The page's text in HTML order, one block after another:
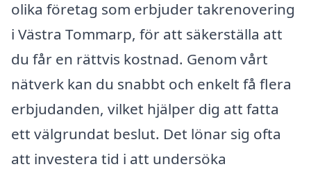
olika företag som erbjuder takrenovering
i Västra Tommarp, för att säkerställa att
du får en rättvis kostnad. Genom vårt
nätverk kan du snabbt och enkelt få flera
erbjudanden, vilket hjälper dig att fatta
ett välgrundat beslut. Det lönar sig ofta
att investera tid i att undersöka